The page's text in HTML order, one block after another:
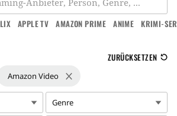
APPLE TV AMAZON PRIME ANIME KRIMI-
ZURÜCKSETZEN
Amazon Video
Genre